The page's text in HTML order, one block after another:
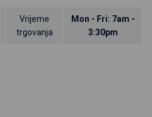
Vrijeme
trgovanja
Mon - Fri: 7am -
3:30pm